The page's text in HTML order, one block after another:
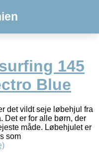
145
Blue
det vildt seje løbehjul fra
Det er for alle børn, der
måde. Løbehjulet er
som